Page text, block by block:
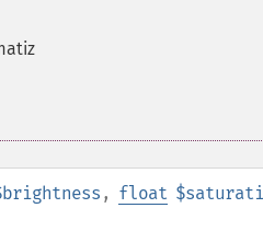
, float